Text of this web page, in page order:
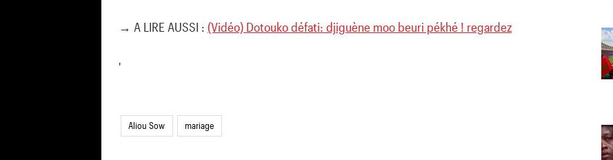
→ A LIRE AUSSI : (Vidéo) Dotouko défati: djiguène moo beuri pékhé ! regardez
'
Aliou Sow mariage